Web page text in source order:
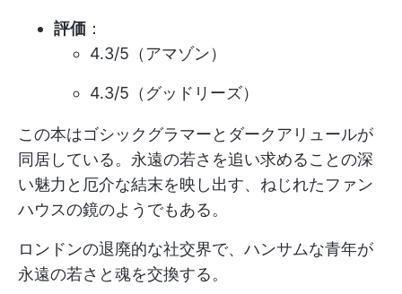
評価 ：
4.3/5（アマゾン）
4.3/5（グッドリーズ）
この本はゴシックグラマーとダークアリュールが
同居している。永遠の若さを追い求めることの深
い魅力と厄介な結末を映し出す、ねじれたファン
ハウスの鏡のようでもある。
ロンドンの退廃的な社交界で、ハンサムな青年が
永遠の若さと魂を交換する。